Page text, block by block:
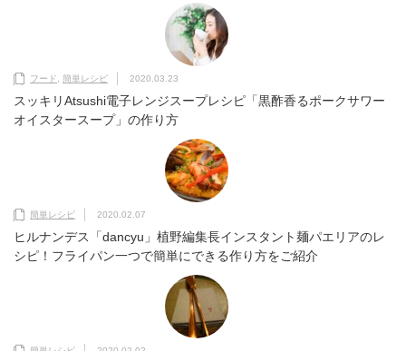
フード 簡単レシピ 2020.03.23
スッキリAtsushi電子レンジスープレシピ「黒酢香るポークサワー
オイスタースープ」の作り方
簡単レシピ 2020.02.07
ヒルナンデス「dancyu」植野編集長インスタント麺パエリアのレ
シピ！フライパン一つで簡単にできる作り方をご紹介